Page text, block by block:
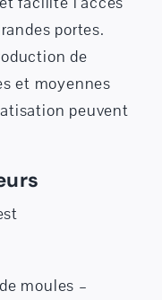
portes.
de
et moyennes
peuvent
moules –